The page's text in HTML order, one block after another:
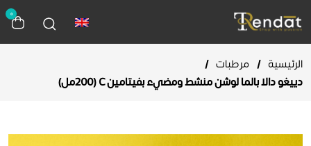
0
الرئيسية / مرطبات /
دييغو دالا بالما لوشن منشط ومضيء بفيتامين C (200مل)